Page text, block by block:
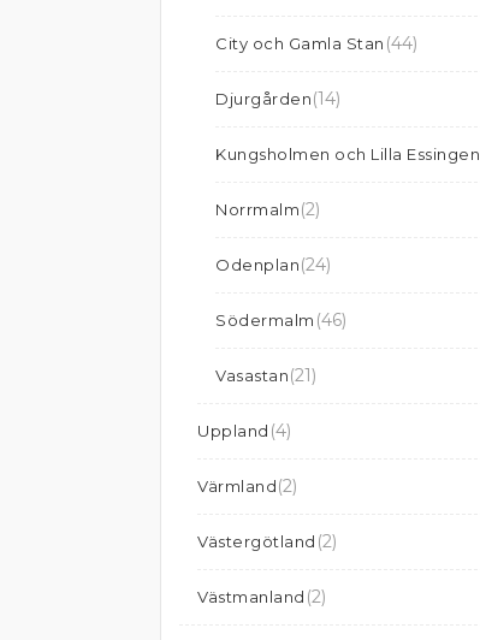
City och Gamla Stan (44)
Djurgården(14)
Kungsholmen och Lilla Essingen
Norrmalm(2)
Odenplan(24)
Södermalm (46)
Vasastan(21)
Uppland (4)
Värmland(2)
Västergötland (2)
Västmanland (2)